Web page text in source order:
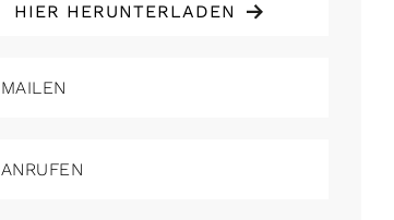
HIER HERUNTERLADEN
MAILEN
ANRUFEN